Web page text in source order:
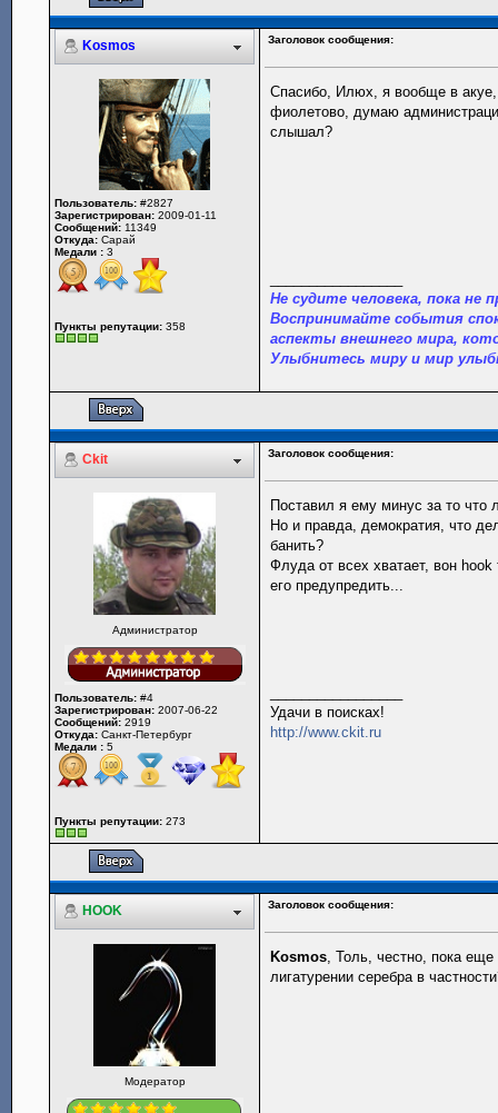
Kosmos Заголовок сообщения:
Пользователь: #2827
Зарегистрирован: 2009-01-11
Сообщений: 11349
Откуда: Сарай
Медали : 3
Пункты репутации: 358
Спасибо, Илюх, я вообще в
фиолетово, думаю
слышал?
Не судите человека, пока не
Воспринимайте события
аспекты внешнего мира,
Улыбнитесь миру и мир
Ckit Заголовок сообщения:
Администратор
Пользователь: #4
Зарегистрирован: 2007-06-22
Сообщений: 2919
Откуда: Санкт-Петербург
Медали : 5
Пункты репутации: 273
Поставил я ему минус за то что
Но и правда, демократия, что
банить?
Флуда от всех хватает, вон
его предупредить...
Удачи в поисках!
http://www.ckit.ru
HOOK Заголовок сообщения:
Модератор
Kosmos, Толь, честно, пока
лигатурении серебра в